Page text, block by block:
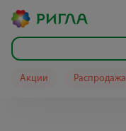
Акции Распродажа